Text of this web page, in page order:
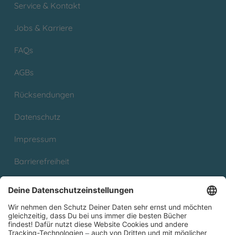
Service & Kontakt
Jobs & Karriere
FAQs
AGBs
Rücksendungen
Datenschutz
Impressum
Barrierefreiheit
Partnerprogramm (Affiliate)